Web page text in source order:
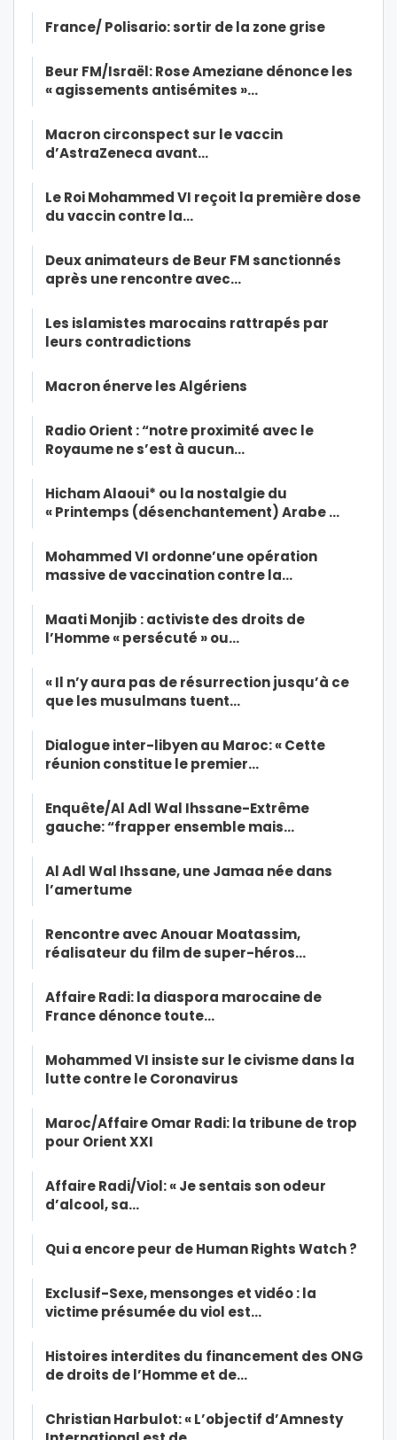
France/ Polisario: sortir de la zone grise
Beur FM/Israël: Rose Ameziane dénonce les
« agissements antisémites »…
Macron circonspect sur le vaccin
d’AstraZeneca avant…
Le Roi Mohammed VI reçoit la première dose
du vaccin contre la…
Deux animateurs de Beur FM sanctionnés
après une rencontre avec…
Les islamistes marocains rattrapés par
leurs contradictions
Macron énerve les Algériens
Radio Orient : “notre proximité avec le
Royaume ne s’est à aucun…
Hicham Alaoui* ou la nostalgie du
« Printemps (désenchantement) Arabe …
Mohammed VI ordonne’une opération
massive de vaccination contre la…
Maati Monjib : activiste des droits de
l’Homme « persécuté » ou…
« Il n’y aura pas de résurrection jusqu’à ce
que les musulmans tuent…
Dialogue inter-libyen au Maroc: « Cette
réunion constitue le premier…
Enquête/Al Adl Wal Ihssane-Extrême
gauche: “frapper ensemble mais…
Al Adl Wal Ihssane, une Jamaa née dans
l’amertume
Rencontre avec Anouar Moatassim,
réalisateur du film de super-héros…
Affaire Radi: la diaspora marocaine de
France dénonce toute…
Mohammed VI insiste sur le civisme dans la
lutte contre le Coronavirus
Maroc/Affaire Omar Radi: la tribune de trop
pour Orient XXI
Affaire Radi/Viol: « Je sentais son odeur
d’alcool, sa…
Qui a encore peur de Human Rights Watch ?
Exclusif-Sexe, mensonges et vidéo : la
victime présumée du viol est…
Histoires interdites du financement des ONG
de droits de l’Homme et de…
Christian Harbulot: « L’objectif d’Amnesty